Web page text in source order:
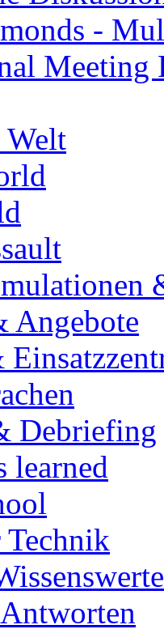
-
Meeting
Angebote
Debriefing
learned